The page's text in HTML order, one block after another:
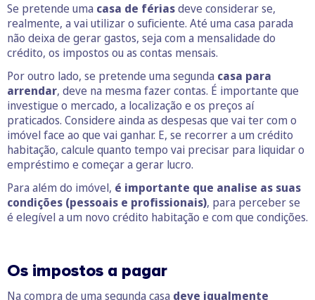
Se pretende uma casa de fériasdeve considerar se,
realmente, a vai utilizar o suficiente. Até uma casa parada
não deixa de gerar gastos, seja com a mensalidade do
crédito, os impostos ou as contas mensais.
Por outro lado, se pretende uma segunda casa para
arrendar, deve na mesma fazer contas. É importante que
investigue o mercado, a localização e os preços aí
praticados. Considere ainda as despesas que vai ter com o
imóvel face ao que vai ganhar. E, se recorrer a um crédito
habitação, calcule quanto tempo vai precisar para liquidar o
empréstimo e começar a gerar lucro.
Para além do imóvel, é importante que analise as suas
condições (pessoais e profissionais), para perceber se
é elegível a um novo crédito habitação e com que condições.
Os impostos a pagar
Na compra de uma segunda casa deve igualmente